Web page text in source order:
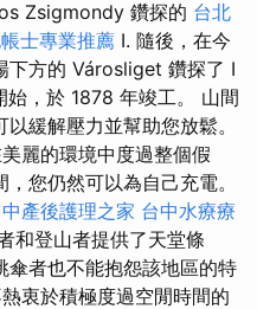
Zsigmondy 鑽探的 台北
士專業推薦 I. 隨後，在今
下方的 Városliget 鑽探了 I
，於 1878 年竣工。 山間
緩解壓力並幫助您放鬆。
麗的環境中度過整個假
您仍然可以為自己充電。
產後護理之家 台中水療療
和登山者提供了天堂條
傘者也不能抱怨該地區的特
衷於積極度過空閒時間的